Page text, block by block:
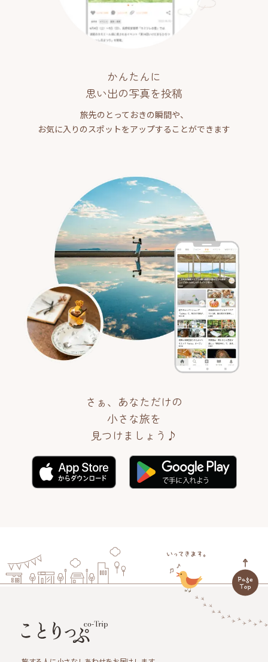
かんたんに
思い出の写真を投稿
旅先のとっておきの瞬間や、
お気に入りのスポットをアップすることができます
さぁ、あなただけの
小さな旅を
見つけましょう♪